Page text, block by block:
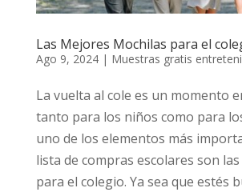
Las Mejores Mochilas para el
Ago 9, 2024| Muestras gratis
La vuelta al cole es un momento
tanto para los niños como para
uno de los elementos más
lista de compras escolares son
para el colegio. Ya sea que estés